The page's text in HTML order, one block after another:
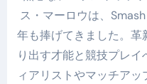
ス・マーロウは、
年も捧げてきました。
り出す才能と競技プレ
ィアリストやマッチア